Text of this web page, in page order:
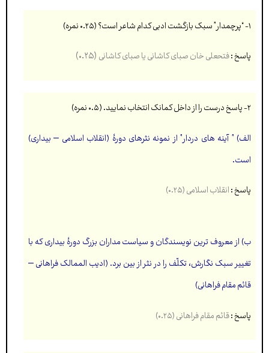
۱- “پرچمدار” سبک بازگشت ادبی کدام شاعر است؟ (۰.۲۵ نمره)
پاسخ :فتحعلی خان صبای کاشانی یا صبای کاشانی(۰.۲۵)
۲- پاسخ درست را از داخل کمانک انتخاب نمایید. (۰.۵ نمره)
الف) ” آینه های دردار” از نمونه نثرهای دورۀ (انقلاب اسلامی – بیداری)
است.
پاسخ :انقلاب اسلامی (۰.۲۵)
ب) از معروف ترین نویسندگان و سیاست مداران بزرگ دورۀ بیداری که با
تغییر سبک نگارش، تکلّف را در نثر از بین برد. (ادیب الممالک فراهانی –
قائم مقام فراهانی)
پاسخ :قائم مقام فراهانی (۰.۲۵)